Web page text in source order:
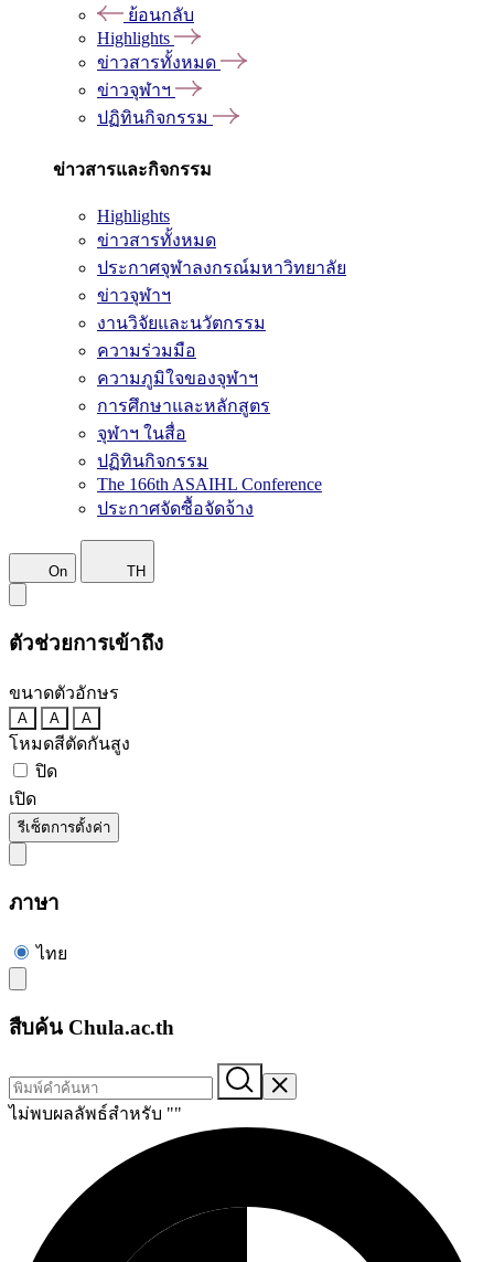
ย้อนกลับ
Highlights
ข่าวสารทั้งหมด
ข่าวจุฬาฯ
ปฏิทินกิจกรรม
ข่าวสารและกิจกรรม
Highlights
ข่าวสารทั้งหมด
ประกาศจุฬาลงกรณ์มหาวิทยาลัย
ข่าวจุฬาฯ
งานวิจัยและนวัตกรรม
ความร่วมมือ
ความภูมิใจของจุฬาฯ
การศึกษาและหลักสูตร
จุฬาฯ ในสื่อ
ปฏิทินกิจกรรม
The 166th ASAIHL Conference
ประกาศจัดซื้อจัดจ้าง
On TH
ตัวช่วยการเข้าถึง
ขนาดตัวอักษร
A A A
โหมดสีตัดกันสูง
ปิด
เปิด
รีเซ็ตการตั้งค่า
ภาษา
ไทย
สืบค้น Chula.ac.th
ไม่พบผลลัพธ์สำหรับ ""